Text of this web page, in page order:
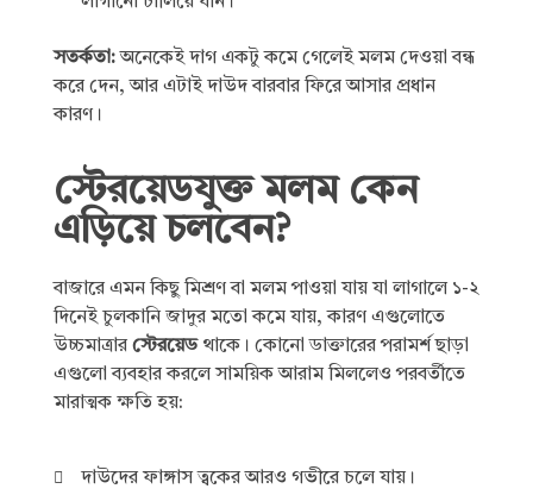
সতর্কতা:অনেকেই দাগ একটু কমে গেলেই মলম দেওয়া বন্ধ
করে দেন, আর এটাই দাউদ বারবার ফিরে আসার প্রধান
কারণ।
স্টেরয়েডযুক্ত মলম কেন
এড়িয়ে চলবেন?
বাজারে এমন কিছু মিশ্রণ বা মলম পাওয়া যায় যা লাগালে ১-২
দিনেই চুলকানি জাদুর মতো কমে যায়, কারণ এগুলোতে
উচ্চমাত্রার স্টেরয়েডথাকে। কোনো ডাক্তারের পরামর্শ ছাড়া
এগুলো ব্যবহার করলে সাময়িক আরাম মিললেও পরবর্তীতে
মারাত্মক ক্ষতি হয়:
দাউদের ফাঙ্গাস ত্বকের আরও গভীরে চলে যায়।